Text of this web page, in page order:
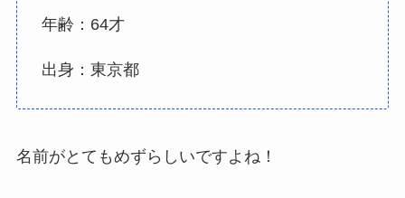
年齢：64才
出身：東京都
名前がとてもめずらしいですよね！